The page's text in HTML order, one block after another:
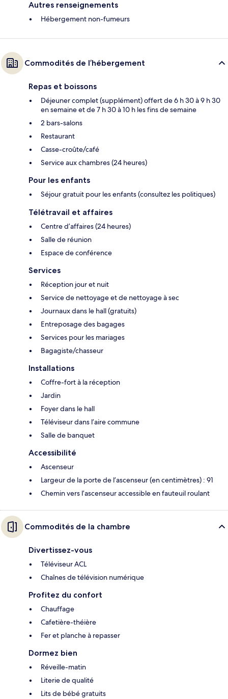
Autres renseignements
Hébergement non-fumeurs
Commodités de l’hébergement
Repas et boissons
Déjeuner complet (supplément) offert de 6 h 30 à 9 h 30
en semaine et de 7 h 30 à 10 h les fins de semaine
2 bars-salons
Restaurant
Casse-croûte/café
Service aux chambres (24 heures)
Pour les enfants
Séjour gratuit pour les enfants (consultez les politiques)
Télétravail et affaires
Centre d’affaires (24 heures)
Salle de réunion
Espace de conférence
Services
Réception jour et nuit
Service de nettoyage et de nettoyage à sec
Journaux dans le hall (gratuits)
Entreposage des bagages
Services pour les mariages
Bagagiste/chasseur
Installations
Coffre-fort à la réception
Jardin
Foyer dans le hall
Téléviseur dans l’aire commune
Salle de banquet
Accessibilité
Ascenseur
Largeur de la porte de l’ascenseur (en centimètres) : 91
Chemin vers l’ascenseur accessible en fauteuil roulant
Commodités de la chambre
Divertissez-vous
Téléviseur ACL
Chaînes de télévision numérique
Profitez du confort
Chauffage
Cafetière-théière
Fer et planche à repasser
Dormez bien
Réveille-matin
Literie de qualité
Lits de bébé gratuits